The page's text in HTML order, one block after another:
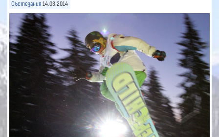
Състезания 14.03.2014